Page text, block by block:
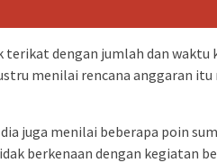
terikat dengan jumlah dan waktu
menilai rencana anggaran
juga menilai beberapa poin
berkenaan dengan kegiatan